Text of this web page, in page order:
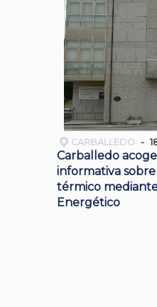
CARBALLEDO
Carballedo
informativa
térmico
Energético